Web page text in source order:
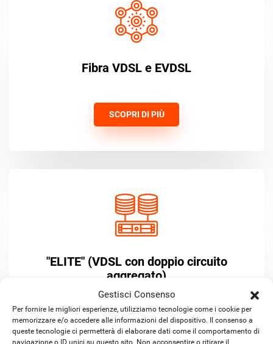
Gestisci Consenso
Per fornire le migliori esperienze, utilizziamo tecnologie come i cookie per
memorizzare e/o accedere alle informazioni del dispositivo. Il consenso a
queste tecnologie ci permetterà di elaborare dati come il comportamento di
navigazione o ID unici su questo sito. Non acconsentire o ritirare il
Fibra VDSL e EVDSL
SCOPRI DI PIÙ
"ELITE" (VDSL con doppio circuito
aggregato)
SCOPRI DI PIÙ